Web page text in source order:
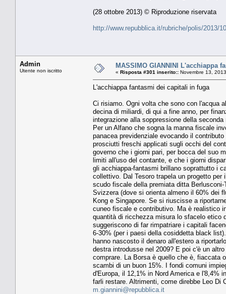
(28 ottobre 2013) © Riproduzione riservata
http://www.repubblica.it/rubriche/polis/2013/
Admin
Utente non iscritto
MASSIMO GIANNINI L'acchiappa
« Risposta #301 inserito:: Novembre 13,
L'acchiappa fantasmi dei capitali in fuga
Ci risiamo. Ogni volta che sono con l'acqua
decina di miliardi, di qui a fine anno, per
integrazione alla soppressione della
Per un Alfano che sogna la manna fiscale
panacea previdenziale evocando il
prosciutti freschi applicati sugli occhi del
governo che i giorni pari, per bocca del suo
limiti all'uso del contante, e che i giorni
gli acchiappa-fantasmi brillano soprattutto i
collettivo. Dal Tesoro trapela un progetto
scudo fiscale della premiata ditta
Svizzera (dove si orienta almeno il 60% dei
Kong e Singapore. Se si riuscisse a
cuneo fiscale e contributivo. Ma è realistico
quantità di ricchezza misura lo sfacelo etico
suggeriscono di far rimpatriare i capitali
6-30% (per i paesi della cosiddetta black
hanno nascosto il denaro all'estero a
destra introdusse nel 2009? E poi c'è un
comprare. La Borsa è quello che è, fiaccata
scambi di un buon 15%. I fondi comuni
d'Europa, il 12,1% in Nord America e l'8,4%
farli restare. Altrimenti, come direbbe Leo Di
m.giannini@repubblica.it